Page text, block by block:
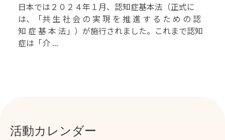
日本では２０２４年１月、認知症基本法（正式に
は、「共 生 社 会 の 実 現 を 推 進 す る た め の 認
知 症 基 本 法」）が施行されました。これまで認知
症は「介 ...
活動カレンダー